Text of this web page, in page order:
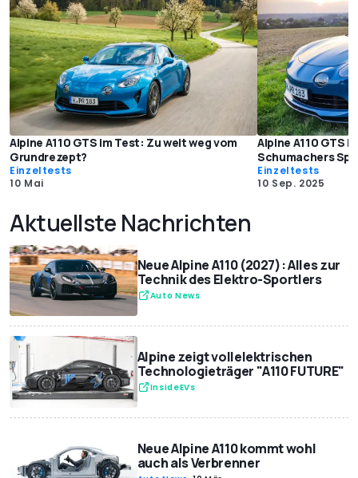
Alpine A110 GTS im Test: Zu weit weg vom
Grundrezept?
Einzeltests
10 Mai
Alpine A110 GTS
Schumachers
Einzeltests
10 Sep. 2025
Aktuellste Nachrichten
Neue Alpine A110 (2027): Alles zur
Technik des Elektro-Sportlers
Auto News
Alpine zeigt vollelektrischen
Technologieträger "A110 FUTURE"
InsideEVs
Neue Alpine A110 kommt wohl
auch als Verbrenner